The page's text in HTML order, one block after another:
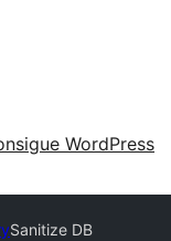
WordPress
Sanitize DB